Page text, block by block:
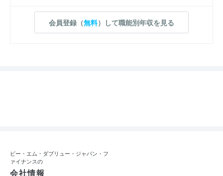
会員登録（無料）して職能別年収を見る
ビー・エム・ダブリュー・ジャパン・フ
ァイナンスの
会社情報